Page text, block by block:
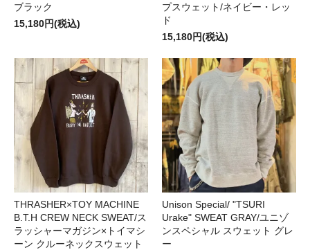
ブラック
15,180円(税込)
プスウェット/ネイビー・レッ
ド
15,180円(税込)
THRASHER×TOY MACHINE
B.T.H CREW NECK SWEAT/ス
ラッシャーマガジン×トイマシ
ーン クルーネックスウェット
Unison Special/ "TSURI
Urake" SWEAT GRAY/ユニゾ
ンスペシャル スウェット グレ
ー